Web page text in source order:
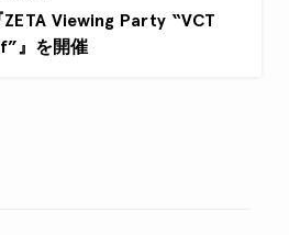
ZETA Viewing Party “VCT
』を開催